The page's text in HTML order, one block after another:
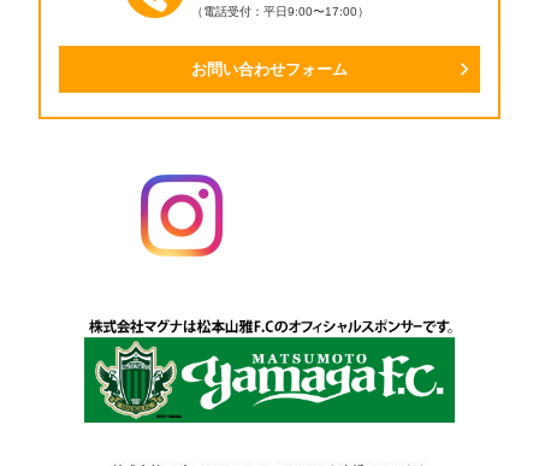
（電話受付：平日9:00〜17:00）
お問い合わせフォーム